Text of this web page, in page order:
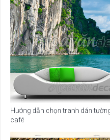
Hướng dẫn chọn tranh dán
café